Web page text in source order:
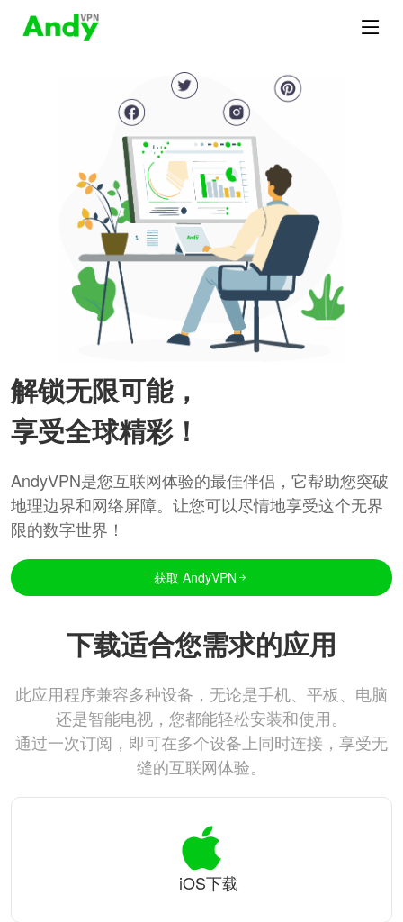
解锁无限可能，
享受全球精彩！
AndyVPN是您互联网体验的最佳伴侣，它帮助您突破
地理边界和网络屏障。让您可以尽情地享受这个无界
限的数字世界！
获取 AndyVPN
下载适合您需求的应用
此应用程序兼容多种设备，无论是手机、平板、电脑
还是智能电视，您都能轻松安装和使用。
通过一次订阅，即可在多个设备上同时连接，享受无
缝的互联网体验。
iOS下载